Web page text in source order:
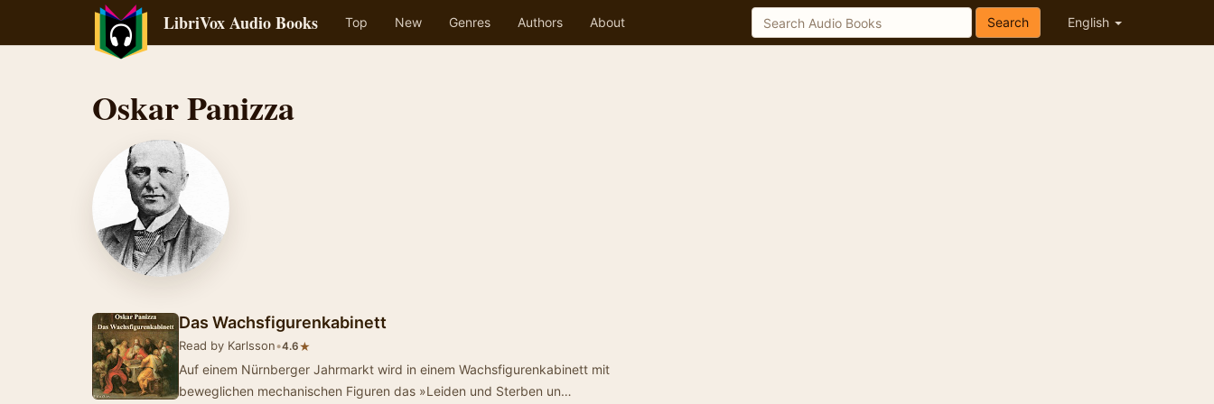
LibriVox Audio Books Top New Genres Authors About English
Search
Oskar Panizza
Das Wachsfigurenkabinett
Read by Karlsson•4.6★
Auf einem Nürnberger Jahrmarkt wird in einem Wachsfigurenkabinett mit
beweglichen mechanischen Figuren das »Leiden und Sterben un…